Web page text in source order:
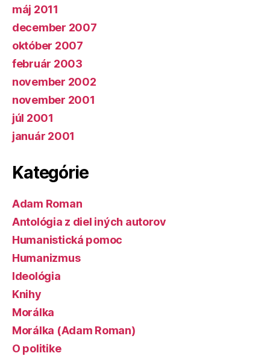
máj 2011
december 2007
október 2007
február 2003
november 2002
november 2001
júl 2001
január 2001
Kategórie
Adam Roman
Antológia z diel iných autorov
Humanistická pomoc
Humanizmus
Ideológia
Knihy
Morálka
Morálka (Adam Roman)
O politike